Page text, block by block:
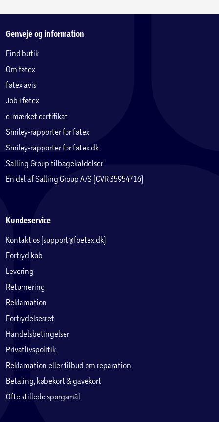
Genveje og information
Find butik
Om føtex
føtex avis
Job i føtex
e-mærket certifikat
Smiley-rapporter for føtex
Smiley-rapporter for føtex.dk
Salling Group tilbagekaldelser
En del af Salling Group A/S (CVR 35954716)
Kundeservice
Kontakt os (support@foetex.dk)
Fortryd køb
Levering
Returnering
Reklamation
Fortrydelsesret
Handelsbetingelser
Privatlivspolitik
Reklamation eller tilbud om reparation
Betaling, købekort & gavekort
Ofte stillede spørgsmål